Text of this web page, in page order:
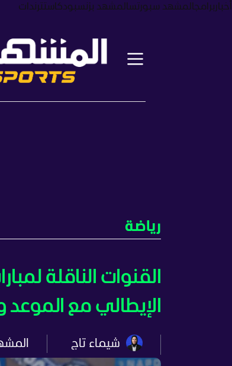
أخبار برامجالمشهد سبورتسالمشهد بزنسبودكاستترندات
رياضة
القنوات الناقلة
الإيطالي مع الموعد
شيماء تاج